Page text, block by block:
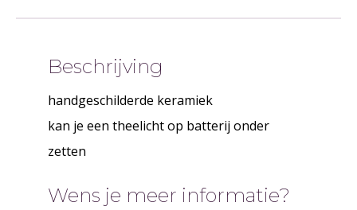
Beschrijving
handgeschilderde keramiek
kan je een theelicht op batterij onder
zetten
Wens je meer informatie?